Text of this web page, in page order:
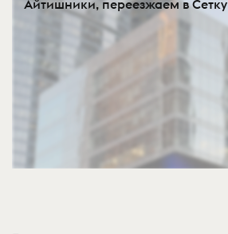
Айтишники, переезжаем в Сетку